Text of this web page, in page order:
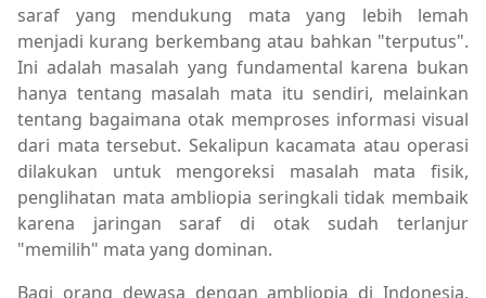
saraf yang mendukung mata yang lebih lemah
menjadi kurang berkembang atau bahkan "terputus".
Ini adalah masalah yang fundamental karena bukan
hanya tentang masalah mata itu sendiri, melainkan
tentang bagaimana otak memproses informasi visual
dari mata tersebut. Sekalipun kacamata atau operasi
dilakukan untuk mengoreksi masalah mata fisik,
penglihatan mata ambliopia seringkali tidak membaik
karena jaringan saraf di otak sudah terlanjur
"memilih" mata yang dominan.
Bagi orang dewasa dengan ambliopia di Indonesia,